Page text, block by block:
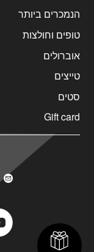
הנמכרים ביותר
טופים וחולצות
אוברולים
טייצים
סטים
Gift card